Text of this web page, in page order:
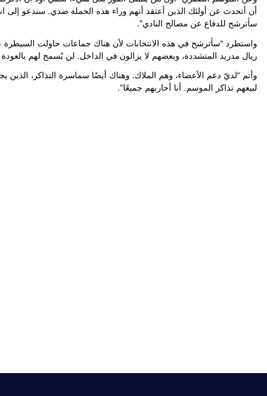
أن أتحدث عن أولئك الذين أعتقد أنهم وراء هذه الحملة ضدي. سندعو إلى
سأترشح للدفاع عن مصالح النادي”.
واستطرد “سأترشح في هذه الانتخابات لأن هناك جماعات حاولت
ريال مدريد المتشددة، وبعضهم لا يزالون في الداخل. لن يُسمح لهم بالعودة
لبيعهم تذاكر الموسم. أنا أحاربهم جميعًا”.